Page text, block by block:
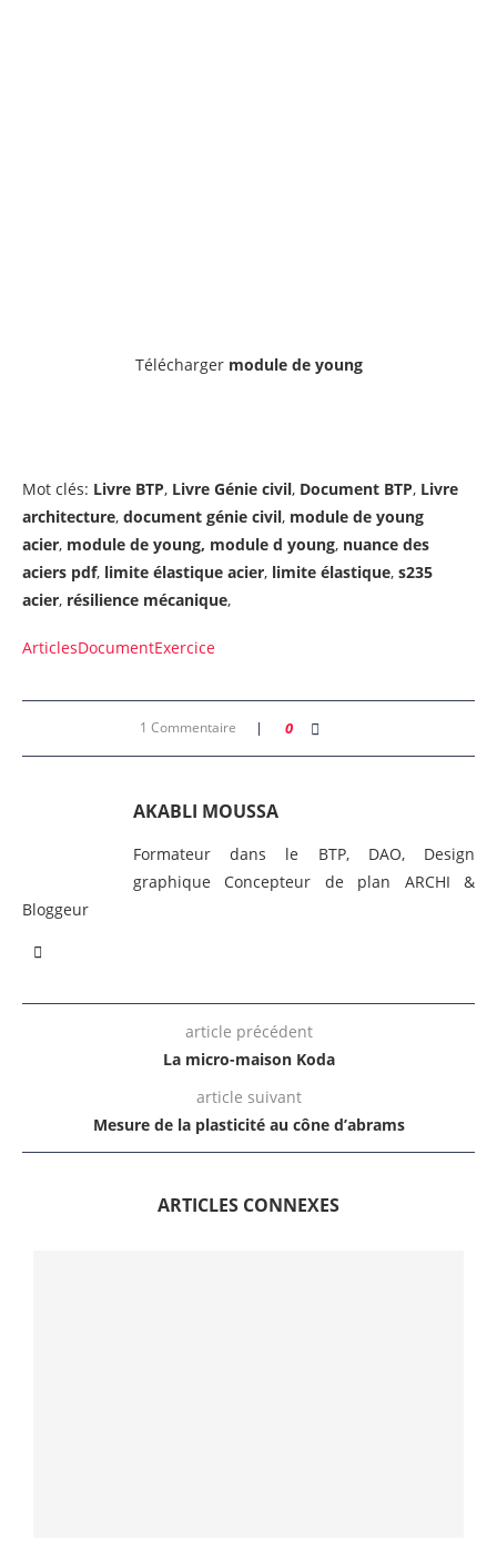
Télécharger module de young
Mot clés: Livre BTP, Livre Génie civil, Document BTP, Livre
architecture, document génie civil, module de young
acier, module de young, module d young, nuance des
aciers pdf, limite élastique acier, limite élastique, s235
acier, résilience mécanique,
ArticlesDocumentExercice
1 Commentaire 0
AKABLI MOUSSA
Formateur dans le BTP, DAO, Design
graphique Concepteur de plan ARCHI &
Bloggeur
article précédent
La micro-maison Koda
article suivant
Mesure de la plasticité au cône d’abrams
ARTICLES CONNEXES